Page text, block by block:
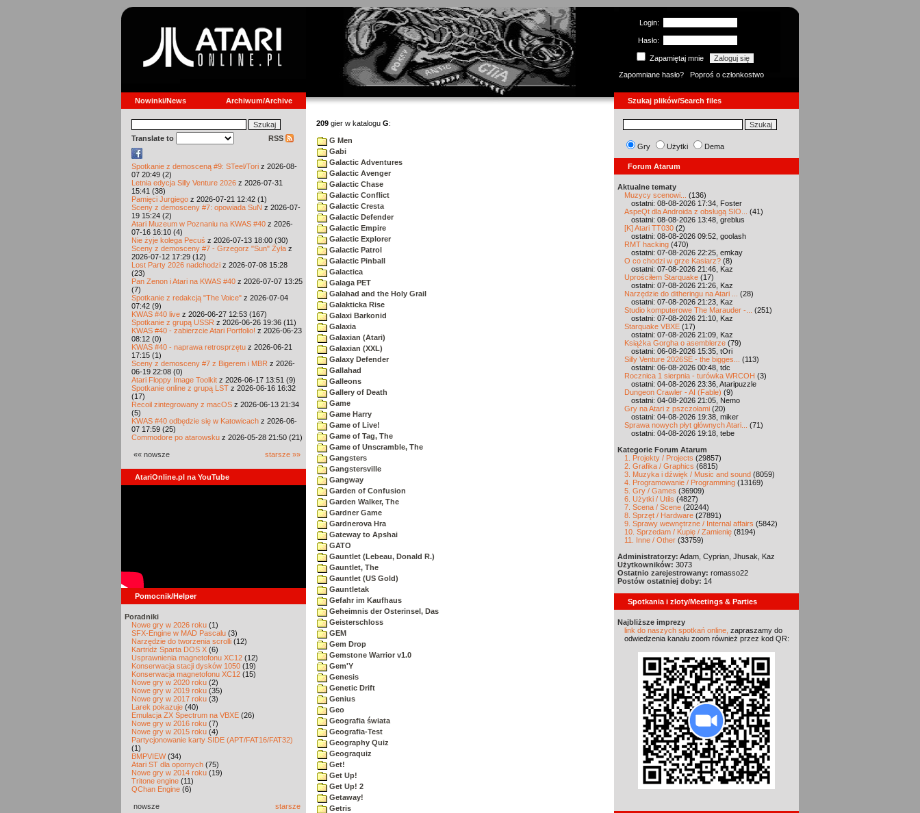
Login:
Hasło:
Zapamiętaj mnie
Zapomniane hasło?
Poproś o członkostwo
Nowinki/News Archiwum/Archive Szukaj plików/Search files
Translate to RSS
Spotkanie z demosceną #9: STeel/Tori z 2026-08-
07 20:49 (2)
Letnia edycja Silly Venture 2026 z 2026-07-31
15:41 (38)
Pamięci Jurgiego z 2026-07-21 12:42 (1)
Sceny z demosceny #7: opowiada SuN z 2026-07-
19 15:24 (2)
Atari Muzeum w Poznaniu na KWAS #40 z 2026-
07-16 16:10 (4)
Nie żyje kolega Pecuś z 2026-07-13 18:00 (30)
Sceny z demosceny #7 - Grzegorz "Sun" Żyła z
2026-07-12 17:29 (12)
Lost Party 2026 nadchodzi z 2026-07-08 15:28
(23)
Pan Zenon i Atari na KWAS #40 z 2026-07-07 13:25
(7)
Spotkanie z redakcją "The Voice" z 2026-07-04
07:42 (9)
KWAS #40 live z 2026-06-27 12:53 (167)
Spotkanie z grupą USSR z 2026-06-26 19:36 (11)
KWAS #40 - zabierzcie Atari Portfolio! z 2026-06-23
08:12 (0)
KWAS #40 - naprawa retrosprzętu z 2026-06-21
17:15 (1)
Sceny z demosceny #7 z Bigerem i MBR z 2026-
06-19 22:08 (0)
Atari Floppy Image Toolkit z 2026-06-17 13:51 (9)
Spotkanie online z grupą LST z 2026-06-16 16:32
(17)
Recoil zintegrowany z macOS z 2026-06-13 21:34
(5)
KWAS #40 odbędzie się w Katowicach z 2026-06-
07 17:59 (25)
Commodore po atarowsku z 2026-05-28 21:50 (21)
«« nowsze starsze »»
AtariOnline.pl na YouTube
Pomocnik/Helper
Poradniki
Nowe gry w 2026 roku (1)
SFX-Engine w MAD Pascalu (3)
Narzędzie do tworzenia scrolli (12)
Kartridż Sparta DOS X (6)
Usprawnienia magnetofonu XC12 (12)
Konserwacja stacji dysków 1050 (19)
Konserwacja magnetofonu XC12 (15)
Nowe gry w 2020 roku (2)
Nowe gry w 2019 roku (35)
Nowe gry w 2017 roku (3)
Larek pokazuje (40)
Emulacja ZX Spectrum na VBXE (26)
Nowe gry w 2016 roku (7)
Nowe gry w 2015 roku (4)
Partycjonowanie karty SIDE (APT/FAT16/FAT32)
(1)
BMPVIEW(34)
Atari ST dla opornych (75)
Nowe gry w 2014 roku (19)
Tritone engine (11)
QChan Engine (6)
nowsze starsze
209 gier w katalogu G:
G Men
Gabi
Galactic Adventures
Galactic Avenger
Galactic Chase
Galactic Conflict
Galactic Cresta
Galactic Defender
Galactic Empire
Galactic Explorer
Galactic Patrol
Galactic Pinball
Galactica
Galaga PET
Galahad and the Holy Grail
Galakticka Rise
Galaxi Barkonid
Galaxia
Galaxian (Atari)
Galaxian (XXL)
Galaxy Defender
Gallahad
Galleons
Gallery of Death
Game
Game Harry
Game of Live!
Game of Tag, The
Game of Unscramble, The
Gangsters
Gangstersville
Gangway
Garden of Confusion
Garden Walker, The
Gardner Game
Gardnerova Hra
Gateway to Apshai
GATO
Gauntlet (Lebeau, Donald R.)
Gauntlet, The
Gauntlet (US Gold)
Gauntletak
Gefahr im Kaufhaus
Geheimnis der Osterinsel, Das
Geisterschloss
GEM
Gem Drop
Gemstone Warrior v1.0
Gem'Y
Genesis
Genetic Drift
Genius
Geo
Geografia świata
Geografia-Test
Geography Quiz
Geograquiz
Get!
Get Up!
Get Up! 2
Getaway!
Getris
Gry Użytki Dema
Forum Atarum
Aktualne tematy
Muzycy scenowi...
(136)
ostatni: 08-08-2026 17:34, Foster
AspeQt dla Androida z obsługą SIO...
(41)
ostatni: 08-08-2026 13:48, greblus
[K] Atari TT030 (2)
ostatni: 08-08-2026 09:52, goolash
RMT hacking (470)
ostatni: 07-08-2026 22:25, emkay
O co chodzi w grze Kasiarz? (8)
ostatni: 07-08-2026 21:46, Kaz
Uprościłem Starquake (17)
ostatni: 07-08-2026 21:26, Kaz
Narzędzie do ditheringu na Atari ...
(28)
ostatni: 07-08-2026 21:23, Kaz
Studio komputerowe The Marauder -...
(251)
ostatni: 07-08-2026 21:10, Kaz
Starquake VBXE (17)
ostatni: 07-08-2026 21:09, Kaz
Książka Gorgha o asemblerze (79)
ostatni: 06-08-2026 15:35, tOri
Silly Venture 2026SE - the bigges...
(113)
ostatni: 06-08-2026 00:48, tdc
Rocznica 1 sierpnia - turówka WRCOH (3)
ostatni: 04-08-2026 23:36, Ataripuzzle
Dungeon Crawler - AI (Fable) (9)
ostatni: 04-08-2026 21:05, Nemo
Gry na Atari z pszczołami (20)
ostatni: 04-08-2026 19:38, miker
Sprawa nowych płyt głównych Atari...
(71)
ostatni: 04-08-2026 19:18, tebe
Kategorie Forum Atarum
1. Projekty / Projects (29857)
2. Grafika / Graphics (6815)
3. Muzyka i dźwięk / Music and sound (8059)
4. Programowanie / Programming (13169)
5. Gry / Games (36909)
6. Użytki / Utils (4827)
7. Scena / Scene (20244)
8. Sprzęt / Hardware (27891)
9. Sprawy wewnętrzne / Internal affairs (5842)
10. Sprzedam / Kupię / Zamienię (8194)
11. Inne / Other (33759)
Administratorzy: Adam, Cyprian, Jhusak, Kaz
Użytkowników: 3073
Ostatnio zarejestrowany: romasso22
Postów ostatniej doby: 14
Spotkania i zloty/Meetings & Parties
Najbliższe imprezy
link do naszych spotkań online, zapraszamy do
odwiedzenia kanału zoom również przez kod QR: